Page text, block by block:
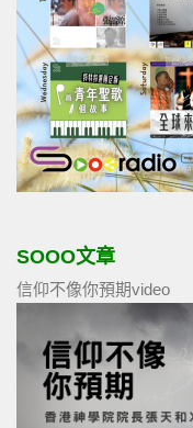
SOOO文章
信仰不像你預期video